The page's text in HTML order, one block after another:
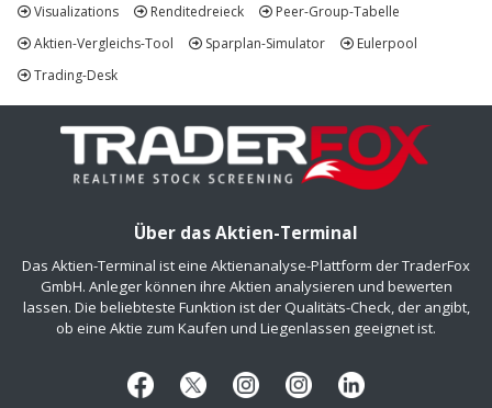
Visualizations
Renditedreieck
Peer-Group-Tabelle
Aktien-Vergleichs-Tool
Sparplan-Simulator
Eulerpool
Trading-Desk
Über das Aktien-Terminal
Das Aktien-Terminal ist eine Aktienanalyse-Plattform der TraderFox
GmbH. Anleger können ihre Aktien analysieren und bewerten
lassen. Die beliebteste Funktion ist der Qualitäts-Check, der angibt,
ob eine Aktie zum Kaufen und Liegenlassen geeignet ist.